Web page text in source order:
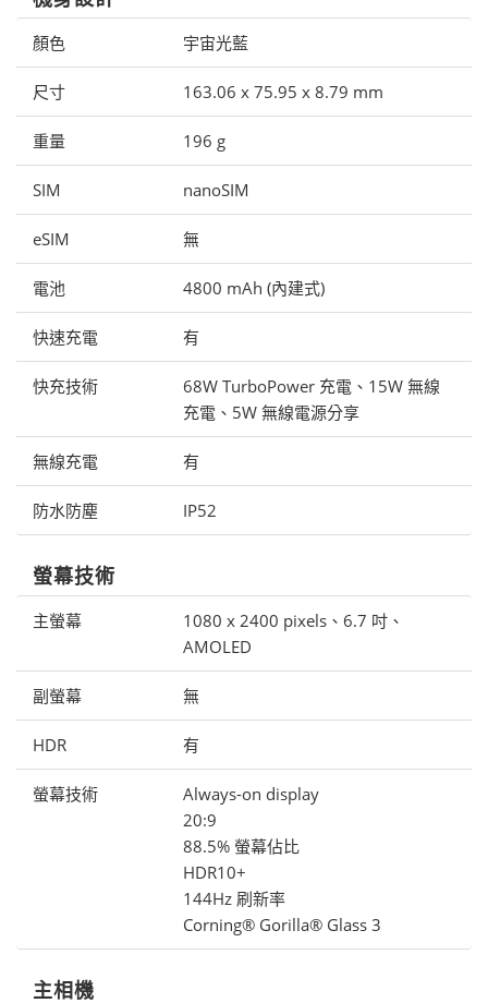
顏色 宇宙光藍
尺寸 163.06 x 75.95 x 8.79 mm
重量 196 g
SIM nanoSIM
eSIM 無
電池 4800 mAh (內建式)
快速充電 有
快充技術
68W TurboPower 充電、15W 無線
充電、5W 無線電源分享
無線充電 有
防水防塵 IP52
螢幕技術
主螢幕
1080 x 2400 pixels、6.7 吋、
AMOLED
副螢幕 無
HDR 有
螢幕技術
Always-on display
20:9
88.5% 螢幕佔比
HDR10+
144Hz 刷新率
Corning® Gorilla® Glass 3
主相機